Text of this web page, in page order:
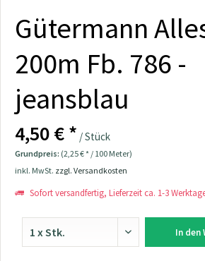
Gütermann
200m Fb. 786 -
jeansblau
4,50 € * / Stück
Grundpreis: (2,25 € * / 100 Meter)
inkl. MwSt. zzgl. Versandkosten
Sofort versandfertig, Lieferzeit ca. 1-3
In den